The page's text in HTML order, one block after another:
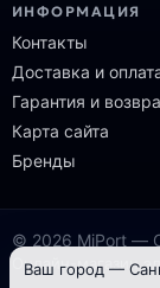
ИНФОРМАЦИЯ
Контакты
Доставка и
Гарантия и
Карта сайта
Бренды
© 2026 MiPort —
Онлайн-магазин
Ваш город —